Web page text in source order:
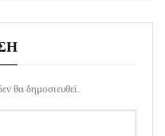
θα δημοσιευθεί.